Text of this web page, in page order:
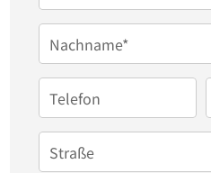
Tageslichtbad mit
Koch- und Essbereich das
Familie. Getrennt davon
Wohnzimmer zu
sorgt ein hochwertiger
echten Eichendielen in
Nachname*
Telefon
Straße